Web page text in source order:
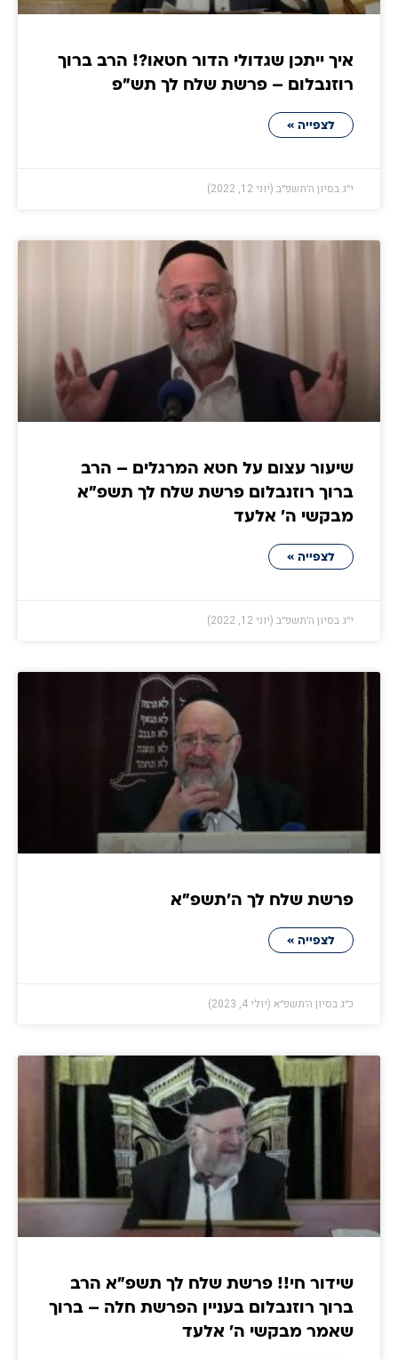
איך ייתכן שגדולי הדור חטאו?! הרב ברוך
רוזנבלום – פרשת שלח לך תש"פ
לצפייה »
י״ג בסיון ה׳תשפ״ב (יוני 12, 2022)
שיעור עצום על חטא המרגלים – הרב
ברוך רוזנבלום פרשת שלח לך תשפ"א
מבקשי ה' אלעד
לצפייה »
י״ג בסיון ה׳תשפ״ב (יוני 12, 2022)
פרשת שלח לך ה׳תשפ״א
לצפייה »
כ״ג בסיון ה׳תשפ״א (יולי 4, 2023)
שידור חי!! פרשת שלח לך תשפ"א הרב
ברוך רוזנבלום בעניין הפרשת חלה – ברוך
שאמר מבקשי ה' אלעד